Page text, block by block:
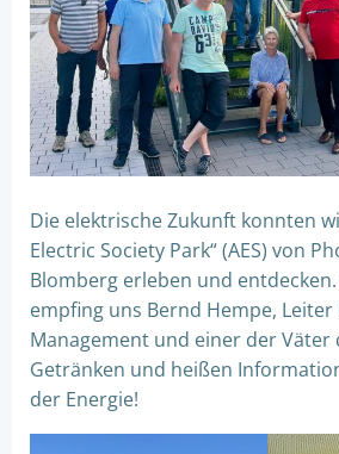
Die elektrische Zukunft konnten
Electric Society Park“ (AES) von
Blomberg erleben und
empfing uns Bernd Hempe, Leiter
Management und einer der Väter
Getränken und heißen
der Energie!